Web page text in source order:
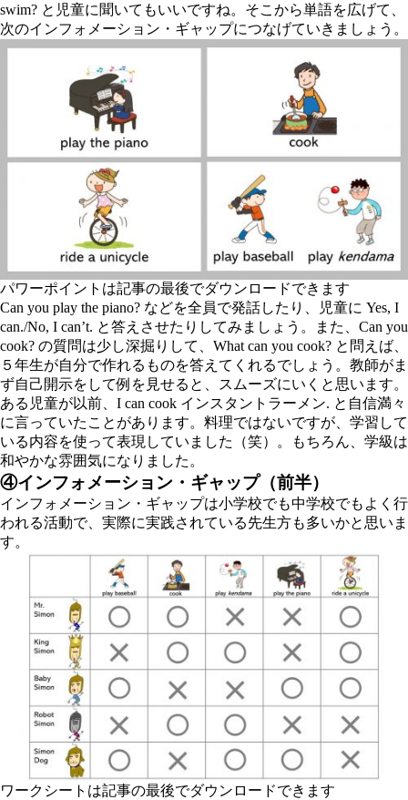
swim? と児童に聞いてもいいですね。そこから単語を広げて、
次のインフォメーション・ギャップにつなげていきましょう。
パワーポイントは記事の最後でダウンロードできます
Can you play the piano? などを全員で発話したり、児童に Yes, I
can./No, I can’t. と答えさせたりしてみましょう。また、 Can you
cook? の質問は少し深掘りして、 What can you cook? と問えば、
５年生が自分で作れるものを答えてくれるでしょう。教師がま
ず自己開示をして例を見せると、スムーズにいくと思います。
ある児童が以前、 I can cook インスタントラーメン. と自信満々
に言っていたことがあります。料理ではないですが、学習して
いる内容を使って表現していました（笑）。もちろん、学級は
和やかな雰囲気になりました。
④インフォメーション・ギャップ（前半）
インフォメーション・ギャップは小学校でも中学校でもよく行
われる活動で、実際に実践されている先生方も多いかと思いま
す。
ワークシートは記事の最後でダウンロードできます